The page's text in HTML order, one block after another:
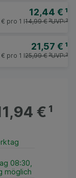
12,44 € ¹
UVP:³
14,99 €³
pro 1 l
21,57 € ¹
UVP:³
25,99 €³
€ pro 1 l
€¹
08:30,
möglich